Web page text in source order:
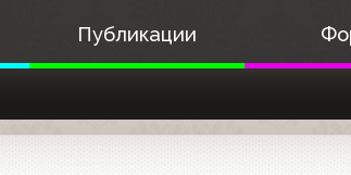
Публикации